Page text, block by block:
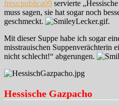
fress:publica09 servierte
muss sagen, sie hat sogar noch
geschmeckt.
.
Mit dieser Suppe habe ich sogar
misstrauischen Suppenverächterin
nicht schlecht!“ abgerungen.
Hessische Gazpacho